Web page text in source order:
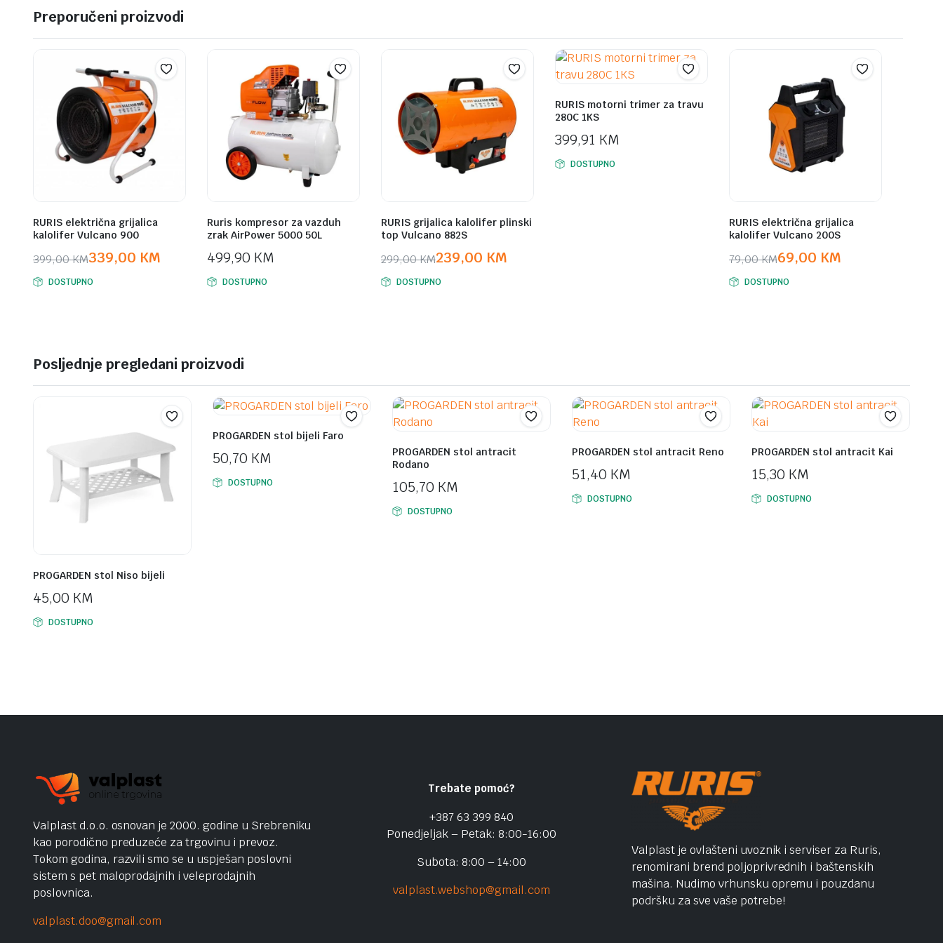
Preporučeni proizvodi
RURIS električna grijalica
kalolifer Vulcano 900
399,00KM
Original
price
339,00 KM
Current
price
DOSTUPNO
Ruris kompresor za vazduh
zrak AirPower 5000 50L
499,90 KM
DOSTUPNO
RURIS grijalica kalolifer plinski
top Vulcano 882S
299,00KM
Original
price
239,00 KM
Current
price
DOSTUPNO
RURIS motorni trimer za travu
280C 1KS
399,91 KM
DOSTUPNO
RURIS električna grijalica
kalolifer Vulcano 200S
79,00KM
Original
price
69,00 KM
Current
price
DOSTUPNO
Posljednje pregledani proizvodi
PROGARDEN stol Niso bijeli
45,00 KM
DOSTUPNO
PROGARDEN stol bijeli Faro
50,70 KM
DOSTUPNO
PROGARDEN stol antracit
Rodano
105,70 KM
DOSTUPNO
PROGARDEN stol antracit Reno
51,40 KM
DOSTUPNO
PROGARDEN stol antracit Kai
15,30 KM
DOSTUPNO
Valplast d.o.o. osnovan je 2000. godine u Srebreniku
kao porodično preduzeće za trgovinu i prevoz.
Tokom godina, razvili smo se u uspješan poslovni
sistem s pet maloprodajnih i veleprodajnih
poslovnica.
valplast.doo@gmail.com
Trebate pomoć?
+387 63 399 840
Ponedjeljak – Petak: 8:00-16:00
Subota: 8:00 – 14:00
valplast.webshop@gmail.com
Valplast je ovlašteni uvoznik i serviser za Ruris,
renomirani brend poljoprivrednih i baštenskih
mašina. Nudimo vrhunsku opremu i pouzdanu
podršku za sve vaše potrebe!